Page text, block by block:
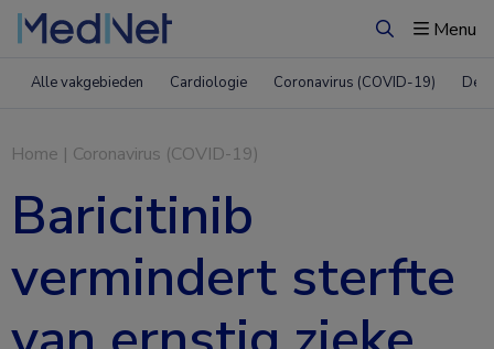
ZoekenMenu
Alle vakgebieden Cardiologie Coronavirus (COVID-19)
Home | Coronavirus (COVID-19)
Baricitinib
vermindert sterfte